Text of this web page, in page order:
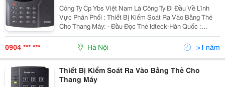
Công Ty Cp Ybs Việt Nam Là Công Ty Đi Đầu Về Lĩnh
Vực Phân Phối : Thiết Bị Kiểm Soát Ra Vào Bằng Thẻ
Cho Thang Máy: - Đầu Đọc Thẻ Idteck-Hàn Quốc :
Ip100R, Ip505R, Ip10&Hellip; - Bo Mạch Elevator 384,
0904 *** *** Hà Nội >1 năm
Thiết Bị Kiểm Soát Ra Vào Bằng Thẻ Cho
Thang Máy